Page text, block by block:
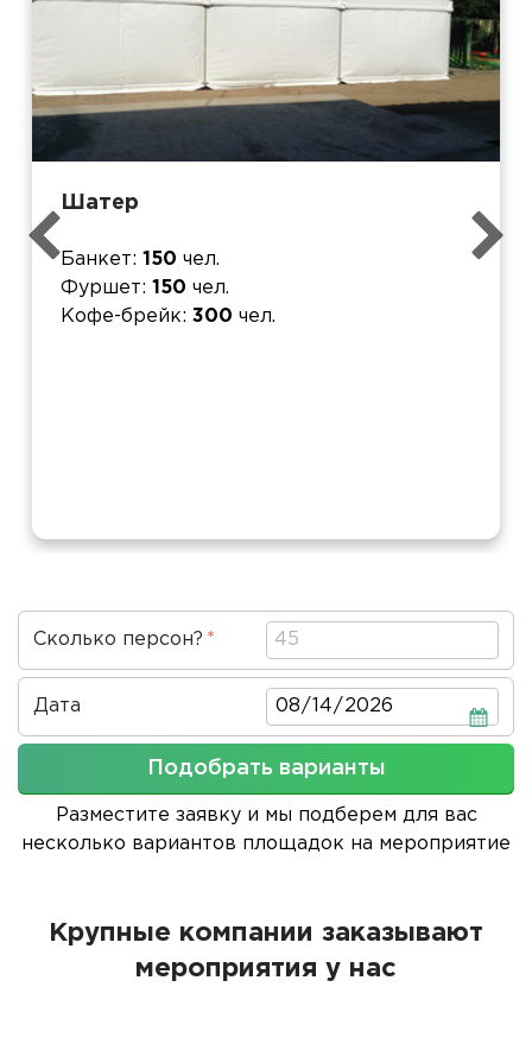
Шатер
Банкет 150 чел.
Фуршет
150 чел.
Кофе-брейк
300 чел.
Сколько персон?
Дата Дата
Подобрать варианты
Разместите заявку и мы подберем для вас
несколько вариантов площадок на мероприятие
Крупные компании заказывают
мероприятия у нас